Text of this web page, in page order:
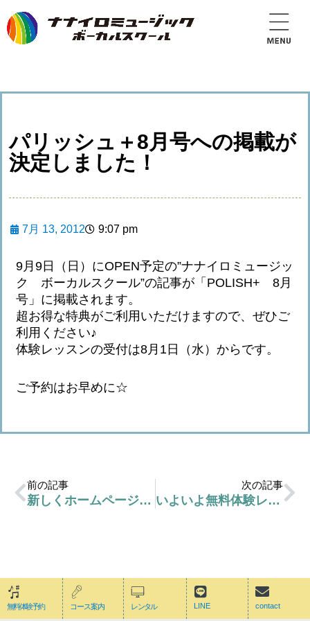
パリッシュ＋8月号への掲載が
決定しました！
7月 13, 2012 9:07 pm
9月9日（日）にOPEN予定の”ナナイロミュージッ
ク ボーカルスクール”の記事が「POLISH+ 8月
号」に掲載されます。
超お得な特典がご利用いただけますので、ぜひご
利用ください♪
体験レッスンの受付は8月1日（水）からです。
ご予約はお早めに☆
前の記事
新しくホームページを制作中です。
次の記事
いよいよ無料体験レッスン受付開始です♪
無料体験予約 コース案内 レンタル LINE contact